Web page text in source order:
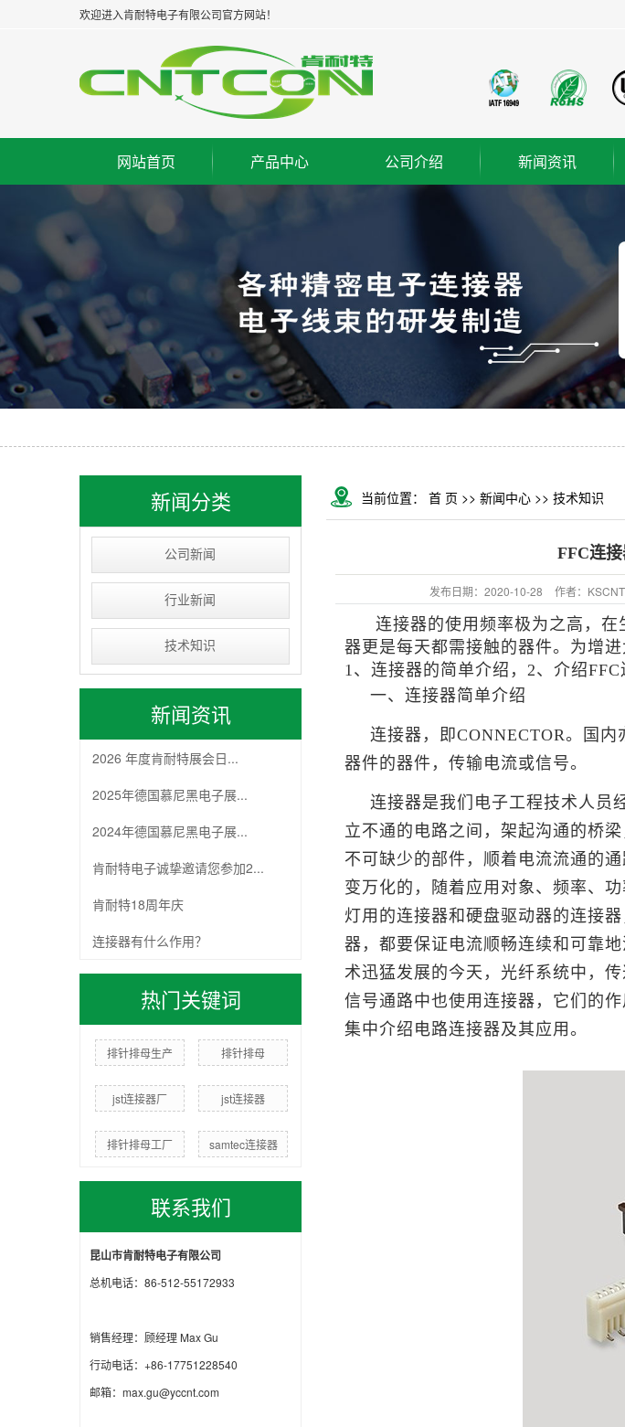
欢迎进入肯耐特电子有限公司官方网站！
网站首页
产品中心
板对板连接器--公座
板对板连接器--牛角
板对线连接器--WAFER
FPC/FFC连接器
IC脚座连接器
USB&RJ连接器
IC socket
线束类
D-SUB连接器
公司介绍
经营理念
组织架构
荣誉资质
新闻资讯
公司新闻
技术知识
新闻分类
公司新闻
行业新闻
技术知识
新闻资讯
2026 年度肯耐特展会日...
2025年德国慕尼黑电子展...
2024年德国慕尼黑电子展...
肯耐特电子诚挚邀请您参加2...
肯耐特18周年庆
连接器有什么作用？
热门关键词
排针排母生产 排针排母
jst连接器厂 jst连接器
排针排母工厂 samtec连接器
联系我们
昆山市肯耐特电子有限公司
总机电话：86-512-55172933
销售经理：顾经理 Max Gu
行动电话：+86-17751228540
邮箱：max.gu@yccnt.com
当前位置： 首 页 >> 新闻中心 >> 技术知识
FFC连
发布日期： 2020-10-28 作者： KSCNT
连接器的使用频率极为之高，
器更是每天都需接触的器件。为增
1、连接器的简单介绍，2、介绍FFC
一、连接器简单介绍
连接器，即CONNECTOR。国
器件的器件，传输电流或信号。
连接器是我们电子工程技术人员
立不通的电路之间，架起沟通的桥
不可缺少的部件，顺着电流流通的
变万化的，随着应用对象、频率、
灯用的连接器和硬盘驱动器的连接
器，都要保证电流顺畅连续和可靠
术迅猛发展的今天， 光纤系统中，
信号通路中也使用连接器，它们的
集中介绍电路连接器及其应用。